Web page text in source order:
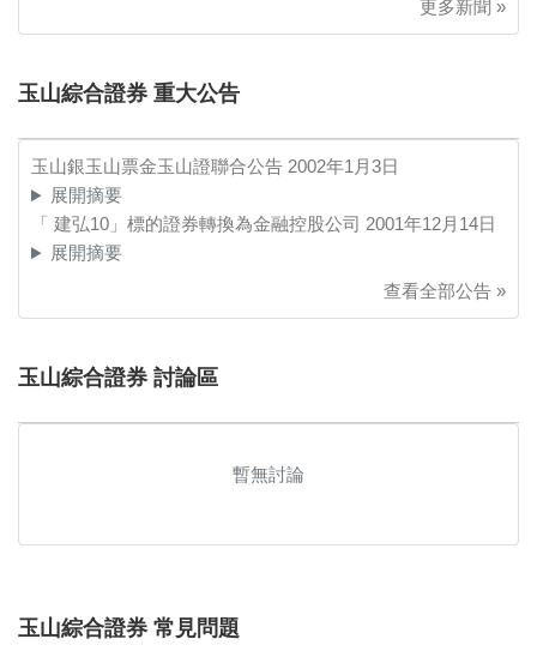
更多新聞 »
玉山綜合證券 重大公告
玉山銀玉山票金玉山證聯合公告 2002年1月3日
展開摘要
「 建弘10」標的證券轉換為金融控股公司 2001年12月14日
展開摘要
查看全部公告 »
玉山綜合證券 討論區
暫無討論
玉山綜合證券 常見問題